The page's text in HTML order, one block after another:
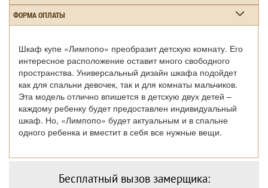
ФОРМА ОПЛАТЫ
Шкаф купе «Лимпопо» преобразит детскую комнату. Его
интересное расположение оставит много свободного
пространства. Универсальный дизайн шкафа подойдет
как для спальни девочек, так и для комнаты мальчиков.
Эта модель отлично впишется в детскую двух детей –
каждому ребенку будет предоставлен индивидуальный
шкаф. Но, «Лимпопо» будет актуальным и в спальне
одного ребенка и вместит в себя все нужные вещи.
Бесплатный вызов замерщика: